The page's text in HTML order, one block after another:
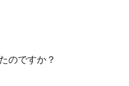
のですか？